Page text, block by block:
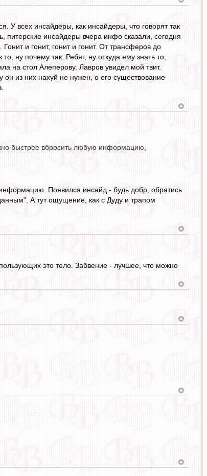
У всех инсайдеры, как инсайдеры, что говорят так
питерские инсайдеры вчера инфо сказали, сегодня
и гонит, гонит и гонит. От трансферов до
ну почему так. Ребят, ну откуда ему знать то,
на стол Алеперову. Лавров увидел мой твит.
из них нахуй не нужен, о его существование
быстрее вбросить любую информацию,
Появился инсайд - будь добр, обратись
А тут ощущение, как с Дуду и трапом
это тело. Забвение - лучшее, что можно